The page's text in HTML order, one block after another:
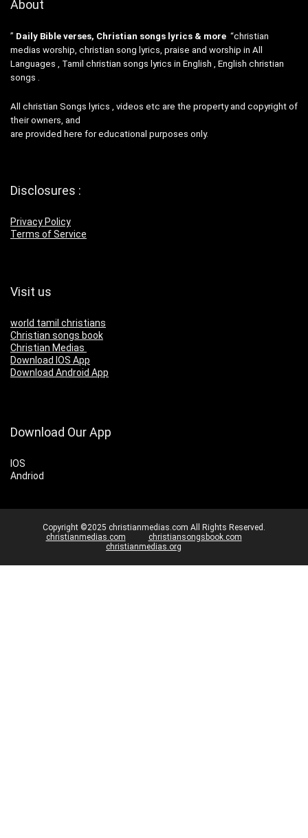
About
” Daily Bible verses, Christian songs lyrics & more “christian
medias worship, christian song lyrics, praise and worship in All
Languages , Tamil christian songs lyrics in English , English christian
songs .
All christian Songs lyrics , videos etc are the property and copyright of
their owners, and
are provided here for educational purposes only.
Disclosures :
Privacy Policy
Terms of Service
Visit us
world tamil christians
Christian songs book
Christian Medias
Download IOS App
Download Android App
Download Our App
IOS
Andriod
Copyright ©2025 christianmedias.com All Rights Reserved.
christianmedias.com
christiansongsbook.com
christianmedias.org